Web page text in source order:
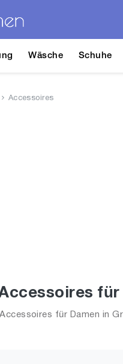
Wäsche Schuhe
Accessoires
für
für Damen in
für Frauen!